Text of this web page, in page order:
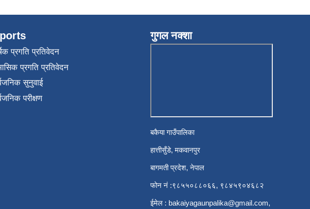
प्रगति प्रतिवेदन
प्रगति प्रतिवेदन
सुनुवाई
परीक्षण
गुगल नक्शा
बकैया गाउँपालिका
हात्तीसुँडे, मकवानपुर
बागमती प्रदेश, नेपाल
फोन नं :९८५५०८८०६६, ९८४५९०४६८२
ईमेल : bakaiyagaunpalika@gmail.com,